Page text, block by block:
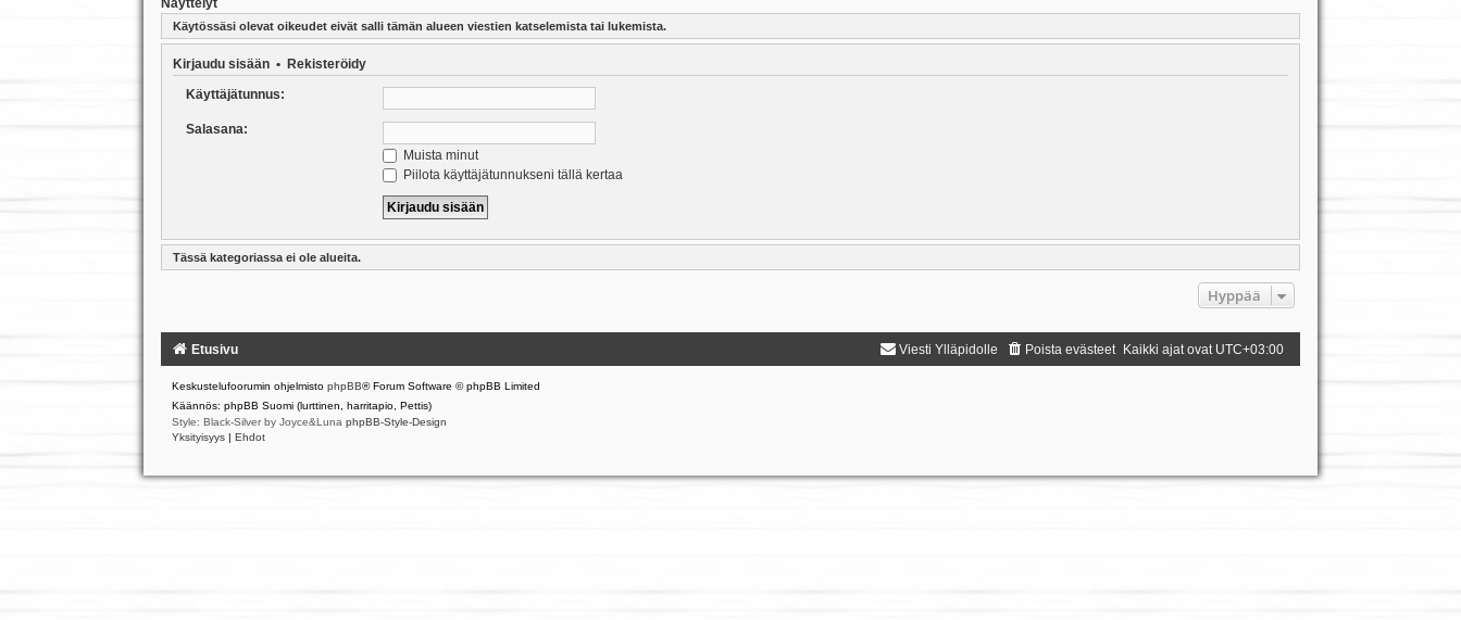
Käytössäsi olevat oikeudet eivät salli tämän alueen viestien katselemista tai lukemista.
Kirjaudu sisään• Rekisteröidy
Käyttäjätunnus:
Salasana:
Muista minut
Piilota käyttäjätunnukseni tällä kertaa
Tässä kategoriassa ei ole alueita.
Hyppää
Etusivu Kaikki ajat ovat UTC+03:00
Poista evästeet
Viesti Ylläpidolle
Keskustelufoorumin ohjelmisto phpBB® Forum Software © phpBB Limited
Käännös: phpBB Suomi (lurttinen, harritapio, Pettis)
Style: Black-Silver by Joyce&Luna phpBB-Style-Design
Yksityisyys | Ehdot